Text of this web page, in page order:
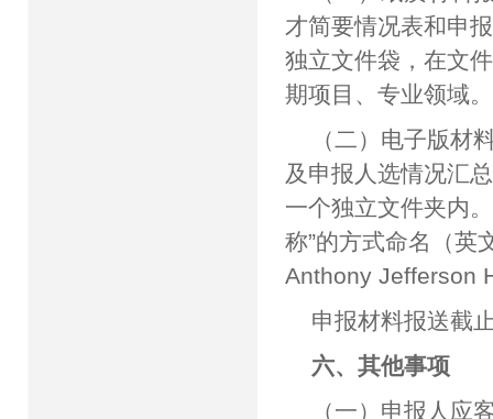
才简要情况表和申
独立文件袋，在文
期项目、专业领域。
（二）电子版材
及申报人选情况汇
一个独立文件夹内
称”的方式命名（英
Anthony Jefferson
申报材料报送截
六、其他事项
（一）申报人应